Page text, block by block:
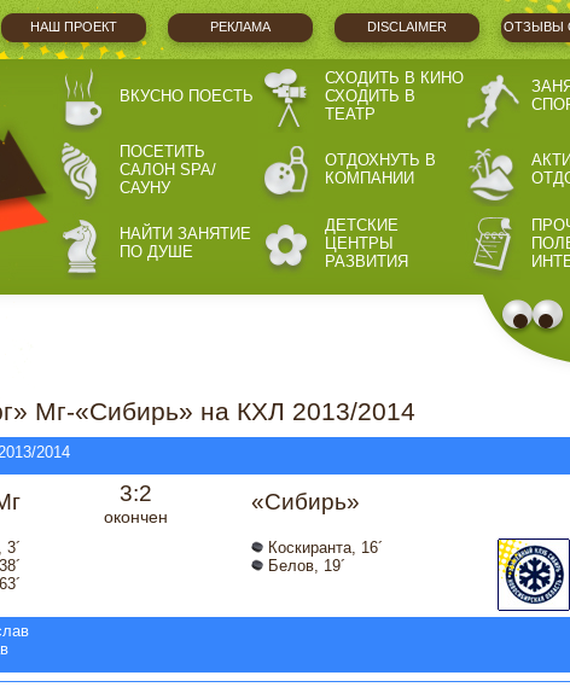
НАШ ПРОЕКТ РЕКЛАМА DISCLAIMER ОТЗЫВЫ
ВКУСНО ПОЕСТЬ
СХОДИТЬ В КИНО
СХОДИТЬ В
ТЕАТР
ПОСЕТИТЬ
САЛОН SPA/
САУНУ
ОТДОХНУТЬ В
КОМПАНИИ
НАЙТИ ЗАНЯТИЕ
ПО ДУШЕ
ДЕТСКИЕ
ЦЕНТРЫ
РАЗВИТИЯ
Мг-«Сибирь» на КХЛ 2013/2014
2014
3:2
окончен
«Сибирь»
3´
Коскиранта, 16´
Белов, 19´